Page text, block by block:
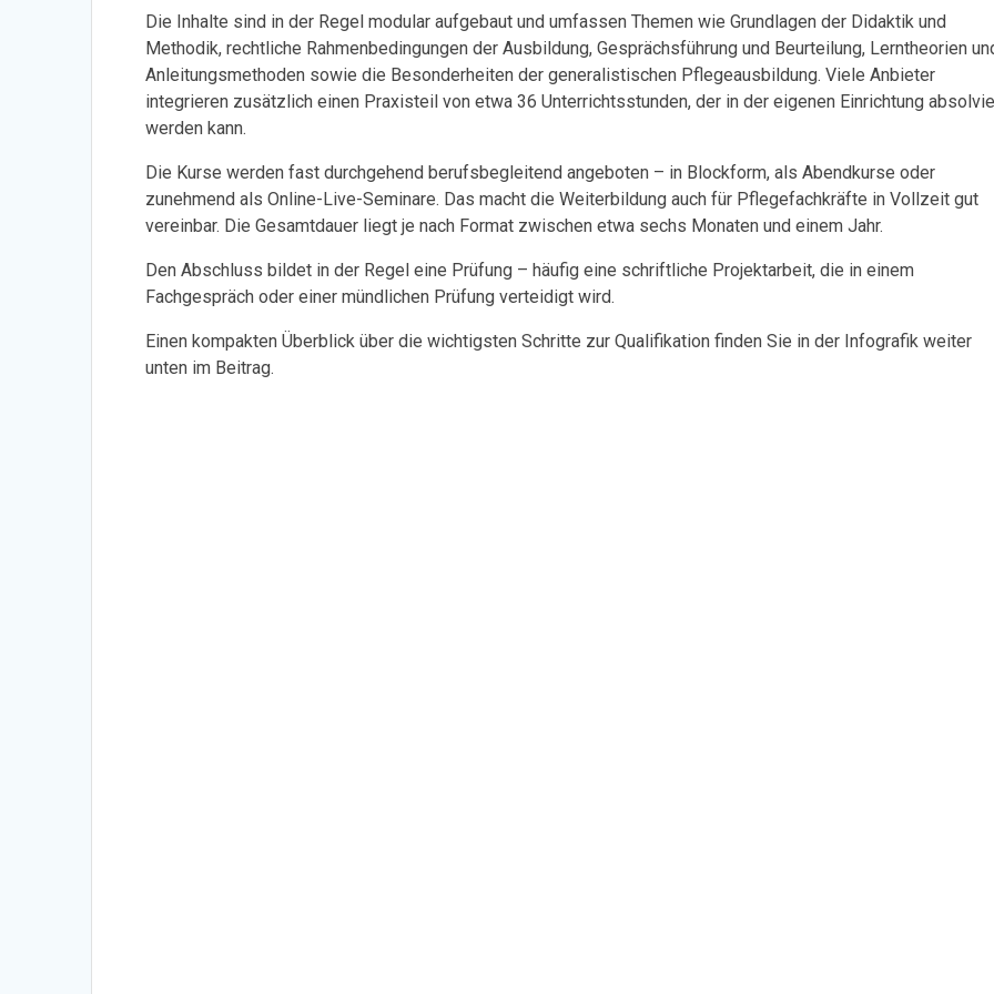
Die Inhalte sind in der Regel modular aufgebaut und umfassen Themen wie Grundlagen der Didaktik und
Methodik, rechtliche Rahmenbedingungen der Ausbildung, Gesprächsführung und Beurteilung, Lerntheorien
Anleitungsmethoden sowie die Besonderheiten der generalistischen Pflegeausbildung. Viele Anbieter
integrieren zusätzlich einen Praxisteil von etwa 36 Unterrichtsstunden, der in der eigenen Einrichtung
werden kann.
Die Kurse werden fast durchgehend berufsbegleitend angeboten – in Blockform, als Abendkurse oder
zunehmend als Online-Live-Seminare. Das macht die Weiterbildung auch für Pflegefachkräfte in Vollzeit gut
vereinbar. Die Gesamtdauer liegt je nach Format zwischen etwa sechs Monaten und einem Jahr.
Den Abschluss bildet in der Regel eine Prüfung – häufig eine schriftliche Projektarbeit, die in einem
Fachgespräch oder einer mündlichen Prüfung verteidigt wird.
Einen kompakten Überblick über die wichtigsten Schritte zur Qualifikation finden Sie in der Infografik weiter
unten im Beitrag.